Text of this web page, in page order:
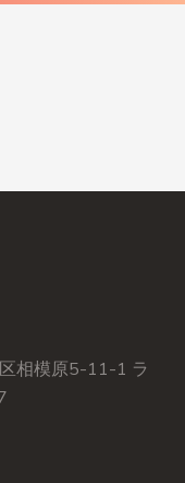
相模原5-11-1 ラ